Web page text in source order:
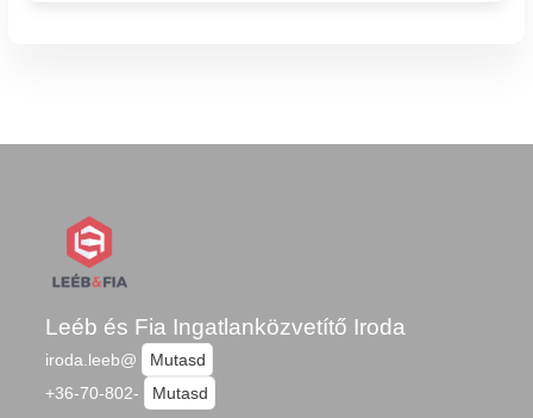
Leéb és Fia Ingatlanközvetítő Iroda
iroda.leeb@
Mutasd
+36-70-802-
Mutasd